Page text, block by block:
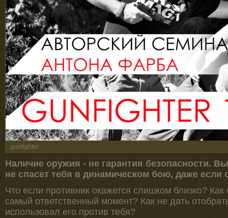
gunfighter
Наличие оружия - не гарантия безопасности.
не спасет тебя в динамическом бою, даже если
Что если противник окажется слишком близко?
самый ответственный момент? Как не дать
использовал его против тебя?